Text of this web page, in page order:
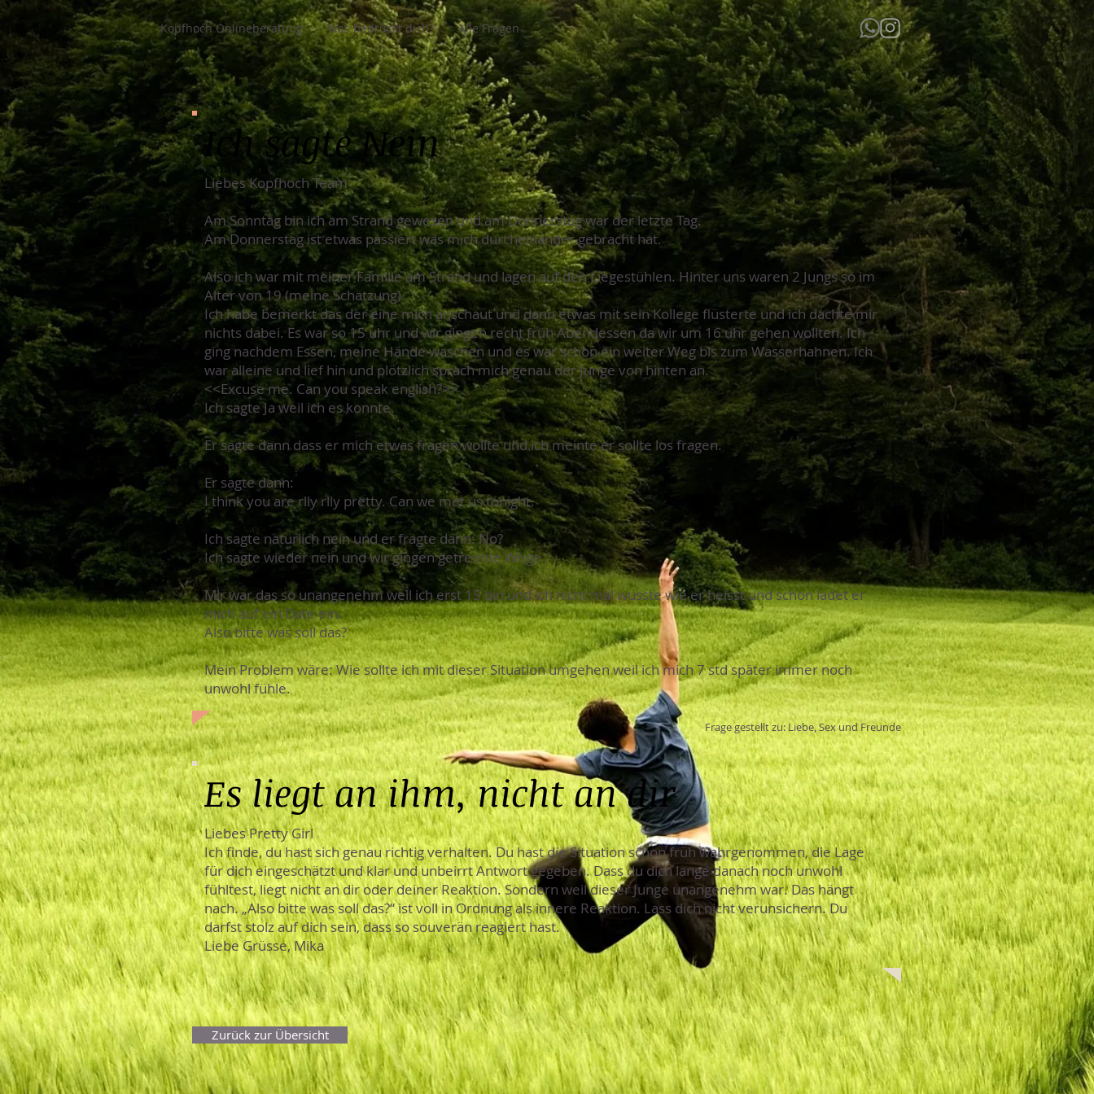
Kopfhoch Onlineberatung Was bedrückt dich? Alle Fragen
Ich sagte Nein
Liebes Kopfhoch Team
Am Sonntag bin ich am Strand gewesen und am Donnerstag war der letzte Tag.
Am Donnerstag ist etwas passiert was mich durcheinander gebracht hat.
Also ich war mit meiner Familie am Strand und lagen auf den Liegestühlen. Hinter uns waren 2 Jungs so im
Alter von 19 (meine Schätzung)
Ich habe bemerkt das der eine mich anschaut und dann etwas mit sein Kollege flüsterte und ich dachte mir
nichts dabei. Es war so 15 uhr und wir gingen recht früh Abendessen da wir um 16 uhr gehen wollten. Ich
ging nachdem Essen, meine Hände waschen und es war schon ein weiter Weg bis zum Wasserhahnen. Ich
war alleine und lief hin und plötzlich sprach mich genau der Junge von hinten an.
<<Excuse me. Can you speak english?>>
Ich sagte Ja weil ich es konnte.
Er sagte dann dass er mich etwas fragen wollte und ich meinte er sollte los fragen.
Er sagte dann:
I think you are rlly rlly pretty. Can we met us tonight.
Ich sagte natürlich nein und er fragte dann: No?
Ich sagte wieder nein und wir gingen getrennte Wege
Mir war das so unangenehm weil ich erst 15 bin und ich nicht mal wusste wie er heisst und schon ladet er
mich auf ein Date ein.
Also bitte was soll das?
Mein Problem wäre: Wie sollte ich mit dieser Situation umgehen weil ich mich 7 std später immer noch
unwohl fühle.
Frage gestellt zu: Liebe, Sex und Freunde
Es liegt an ihm, nicht an dir
Liebes Pretty Girl
Ich finde, du hast sich genau richtig verhalten. Du hast die Situation schon früh wahrgenommen, die Lage
für dich eingeschätzt und klar und unbeirrt Antwort gegeben. Dass du dich lange danach noch unwohl
fühltest, liegt nicht an dir oder deiner Reaktion. Sondern weil dieser Junge unangenehm war. Das hängt
nach. „Also bitte was soll das?“ ist voll in Ordnung als innere Reaktion. Lass dich nicht verunsichern. Du
darfst stolz auf dich sein, dass so souverän reagiert hast.
Liebe Grüsse, Mika
Zurück zur Übersicht